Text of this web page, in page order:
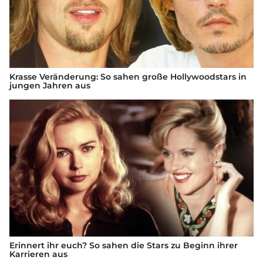
Krasse Veränderung: So sahen große Hollywoodstars in
jungen Jahren aus
Erinnert ihr euch? So sahen die Stars zu Beginn ihrer
Karrieren aus